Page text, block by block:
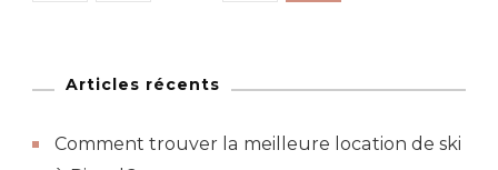
publications
Articles récents
Comment trouver la meilleure location de ski